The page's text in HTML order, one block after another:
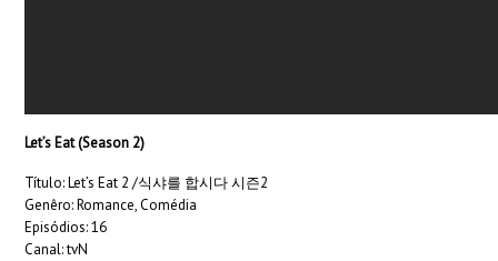
Let’s Eat (Season 2)
Título: Let’s Eat 2 /식샤를 합시다 시즌2
Genêro: Romance, Comédia
Episódios: 16
Canal: tvN